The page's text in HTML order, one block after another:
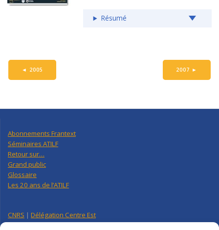
Résumé
◄ 2005 2007 ►
Abonnements Frantext
Séminaires ATILF
Retour sur…
Grand public
Glossaire
Les 20 ans de l’ATILF
CNRS | Délégation Centre Est
Université de Lorraine